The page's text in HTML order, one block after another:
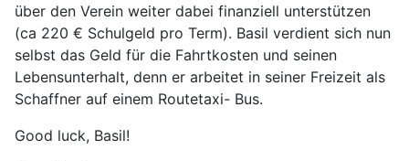
über den Verein weiter dabei finanziell unterstützen
(ca 220 € Schulgeld pro Term). Basil verdient sich nun
selbst das Geld für die Fahrtkosten und seinen
Lebensunterhalt, denn er arbeitet in seiner Freizeit als
Schaffner auf einem Routetaxi- Bus.
Good luck, Basil!